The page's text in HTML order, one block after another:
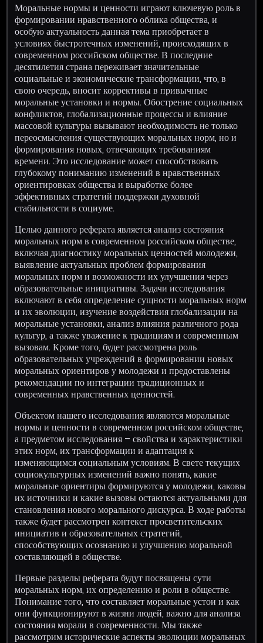
Моральные нормы и ценности играют ключевую роль в
формировании нравственного облика общества, и
особую актуальность данная тема приобретает в
условиях быстротечных изменений, происходящих в
современном российском обществе. В последние
десятилетия страна переживает значительные
социальные и экономические трансформации, что, в
свою очередь, вносит коррективы в привычные
моральные установки и нормы. Обострение социальных
конфликтов, глобализационные процессы и влияние
массовой культуры вызывают необходимость не только
переосмысления существующих моральных норм, но и
формирования новых, отвечающих требованиям
времени. Это исследование может способствовать
глубокому пониманию изменений в нравственных
ориентировках общества и выработке более
эффективных стратегий поддержки духовной
стабильности в социуме.
Целью данного реферата является анализ состояния
моральных норм в современном российском обществе,
включая диагностику моральных ценностей молодежи,
выявление актуальных проблем формирования
моральных норм и возможности их улучшения через
образовательные инициативы. Задачи исследования
включают в себя определение сущности моральных норм
и их эволюции, изучение воздействия глобализации на
моральные установки, анализ влияния различного рода
культур, а также уважение к традициям и современным
вызовам. Кроме того, будет рассмотрена роль
образовательных учреждений в формировании новых
моральных ориентиров у молодежи и предоставлены
рекомендации по интеграции традиционных и
современных нравственных ценностей.
Объектом нашего исследования являются моральные
нормы и ценности в современном российском обществе,
а предметом исследования – свойства и характеристики
этих норм, их трансформации и адаптация к
изменяющимся социальным условиям. В свете текущих
социокультурных изменений важно понять, какие
моральные ориентиры формируются у молодежи, каковы
их источники и какие вызовы остаются актуальными для
становления нового морального дискурса. В ходе работы
также будет рассмотрен контекст просветительских
инициатив и образовательных стратегий,
способствующих осознанию и улучшению моральной
составляющей в обществе.
Первые разделы реферата будут посвящены сути
моральных норм, их определению и роли в обществе.
Понимание того, что составляет моральные устои и как
они функционируют в жизни людей, важно для анализа
состояния морали в современности. Мы также
рассмотрим исторические аспекты эволюции моральных